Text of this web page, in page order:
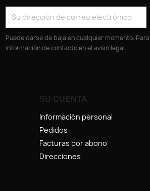
Puede darse de baja en cualquier momento.
información de contacto en el aviso legal.
SU CUENTA
Información personal
Pedidos
Facturas por abono
Direcciones